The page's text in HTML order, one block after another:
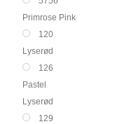
Primrose Pink
120
Lyserød
126
Pastel
Lyserød
129